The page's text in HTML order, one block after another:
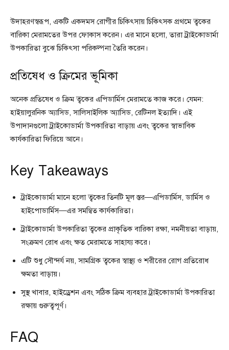
উদাহরণস্বরূপ, একটি একদমস রোগীর চিকিৎসায় চিকিৎসক প্রথমে ত্বকের
বারিকা মেরামতের উপর ফোকাস করেন। এর মানে হলো, তারা ট্রাইকোডার্মা
উপকারিতা বুঝে চিকিৎসা পরিকল্পনা তৈরি করেন।
প্রতিষেধ ও ক্রিমের ভূমিকা
অনেক প্রতিষেধ ও ক্রিম ত্বকের এপিডার্মিস মেরামতে কাজ করে। যেমন:
হাইয়ালুরনিক অ্যাসিড, সালিসাইলিক অ্যাসিড, রেটিনল ইত্যাদি। এই
উপাদানগুলো ট্রাইকোডার্মা উপকারিতা বাড়ায় এবং ত্বকের স্বাভাবিক
কার্যকারিতা ফিরিয়ে আনে।
Key Takeaways
ট্রাইকোডার্মা মানে হলো ত্বকের তিনটি মূল স্তর—এপিডার্মিস, ডার্মিস ও
হাইপোডার্মিস—এর সমন্বিত কার্যকারিতা।
ট্রাইকোডার্মা উপকারিতা ত্বকের প্রাকৃতিক বারিকা রক্ষা, নমনীয়তা বাড়ায়,
সংক্রমণ রোধ এবং ক্ষত মেরামতে সাহায্য করে।
এটি শুধু সৌন্দর্য নয়, সামগ্রিক ত্বকের স্বাস্থ্য ও শরীরের রোগ প্রতিরোধ
ক্ষমতা বাড়ায়।
সুস্থ খাবার, হাইড্রেশন এবং সঠিক ক্রিম ব্যবহার ট্রাইকোডার্মা উপকারিতা
রক্ষায় গুরুত্বপূর্ণ।
FAQ